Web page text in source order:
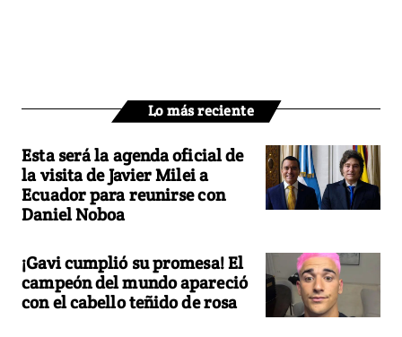
Lo más reciente
Esta será la agenda oficial de
la visita de Javier Milei a
Ecuador para reunirse con
Daniel Noboa
¡Gavi cumplió su promesa! El
campeón del mundo apareció
con el cabello teñido de rosa